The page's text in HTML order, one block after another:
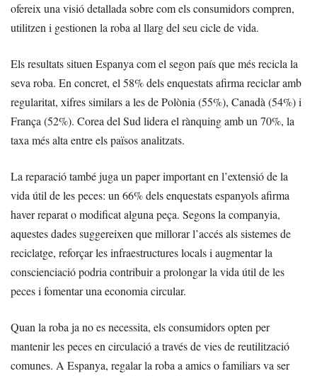
ofereix una visió detallada sobre com els consumidors compren,
utilitzen i gestionen la roba al llarg del seu cicle de vida.
Els resultats situen Espanya com el segon país que més recicla la
seva roba. En concret, el 58% dels enquestats afirma reciclar amb
regularitat, xifres similars a les de Polònia (55%), Canadà (54%) i
França (52%). Corea del Sud lidera el rànquing amb un 70%, la
taxa més alta entre els països analitzats.
La reparació també juga un paper important en l’extensió de la
vida útil de les peces: un 66% dels enquestats espanyols afirma
haver reparat o modificat alguna peça. Segons la companyia,
aquestes dades suggereixen que millorar l’accés als sistemes de
reciclatge, reforçar les infraestructures locals i augmentar la
conscienciació podria contribuir a prolongar la vida útil de les
peces i fomentar una economia circular.
Quan la roba ja no es necessita, els consumidors opten per
mantenir les peces en circulació a través de vies de reutilització
comunes. A Espanya, regalar la roba a amics o familiars va ser